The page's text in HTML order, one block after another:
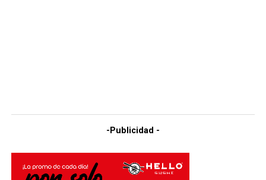
-Publicidad -